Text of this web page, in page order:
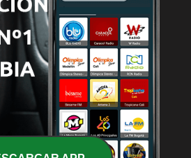
Sonidos de Lluvia